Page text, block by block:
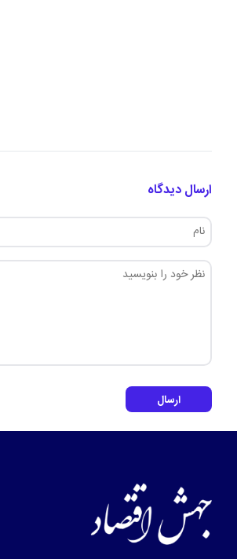
ارسال دیدگاه
ارسال